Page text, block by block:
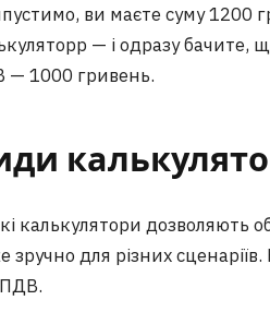
ви маєте суму 1200
— і одразу
— 1000 гривень.
калькулятори дозволяють
зручно для різних